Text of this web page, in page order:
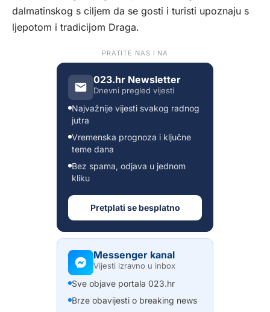
dalmatinskog s ciljem da se gosti i turisti upoznaju s
ljepotom i tradicijom Draga.
PRATITE NAS I NA
023.hr Newsletter
Dnevni pregled vijesti
Najvažnije vijesti svakog radnog
jutra
Vremenska prognoza i ključne
teme dana
Bez spama, odjava u jednom
kliku
Pretplati se besplatno
Messenger kanal
Vijesti izravno u inbox
Sve objave portala 023.hr
Brze obavijesti o breaking news